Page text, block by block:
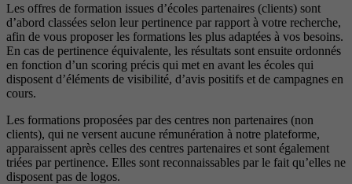
Les offres de formation issues d’écoles partenaires (clients) sont
d’abord classées selon leur pertinence par rapport à votre recherche,
afin de vous proposer les formations les plus adaptées à vos besoins.
En cas de pertinence équivalente, les résultats sont ensuite ordonnés
en fonction d’un scoring précis qui met en avant les écoles qui
disposent d’éléments de visibilité, d’avis positifs et de campagnes en
cours.
Les formations proposées par des centres non partenaires (non
clients), qui ne versent aucune rémunération à notre plateforme,
apparaissent après celles des centres partenaires et sont également
triées par pertinence. Elles sont reconnaissables par le fait qu’elles ne
disposent pas de logos.